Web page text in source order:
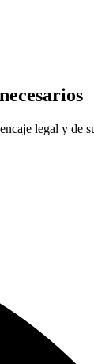
legal y de